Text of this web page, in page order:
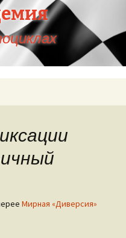
Мирная «Диверсия»